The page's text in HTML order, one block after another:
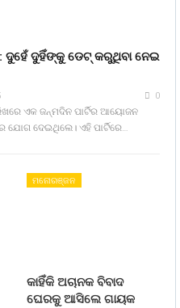
ଦୁହିଁଙ୍କୁ ଡେଟ୍ କରୁଥିବା ନେଇ
0
ଏକ ଜନ୍ମଦିନ ପାର୍ଟିର ଆୟୋଜନ
ଯୋଗ ଦେଇଥିଲେ। ଏହି ପାର୍ଟିରେ…
ମନୋରଞ୍ଜନ
କାହିଁକି ଅଚାନକ ବିବାଦ
ଘେରକୁ ଆସିଲେ ଗାୟକ